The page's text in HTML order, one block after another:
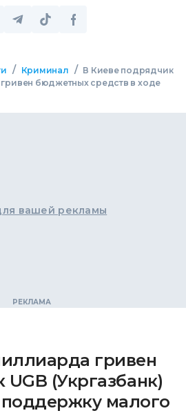
/ Криминал / В Киеве подрядчик
бюджетных средств в ходе
вашей рекламы
гривен
(Укргазбанк)
малого